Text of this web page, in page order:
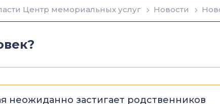
Центр мемориальных услуг Новости
неожиданно застигает родственников